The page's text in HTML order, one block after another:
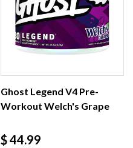
Ghost Legend V4 Pre-
Workout Welch's Grape
Precio
$ 44.99